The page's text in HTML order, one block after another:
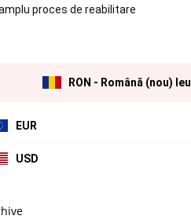
proces de reabilitare
RON - Română (nou) leu
EUR
USD